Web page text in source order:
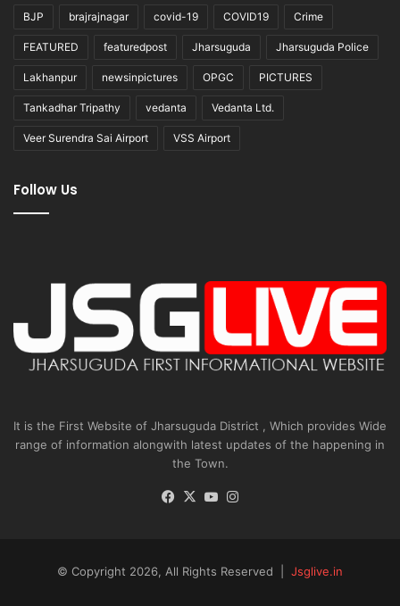
BJP brajrajnagar covid-19 COVID19 Crime
FEATURED featuredpost Jharsuguda Jharsuguda Police
Lakhanpur newsinpictures OPGC PICTURES
Tankadhar Tripathy vedanta Vedanta Ltd.
Veer Surendra Sai Airport VSS Airport
Follow Us
It is the First Website of Jharsuguda District , Which provides Wide
range of information alongwith latest updates of the happening in
the Town.
Facebook
X YouTube
© Copyright 2026, All Rights Reserved | Jsglive.in